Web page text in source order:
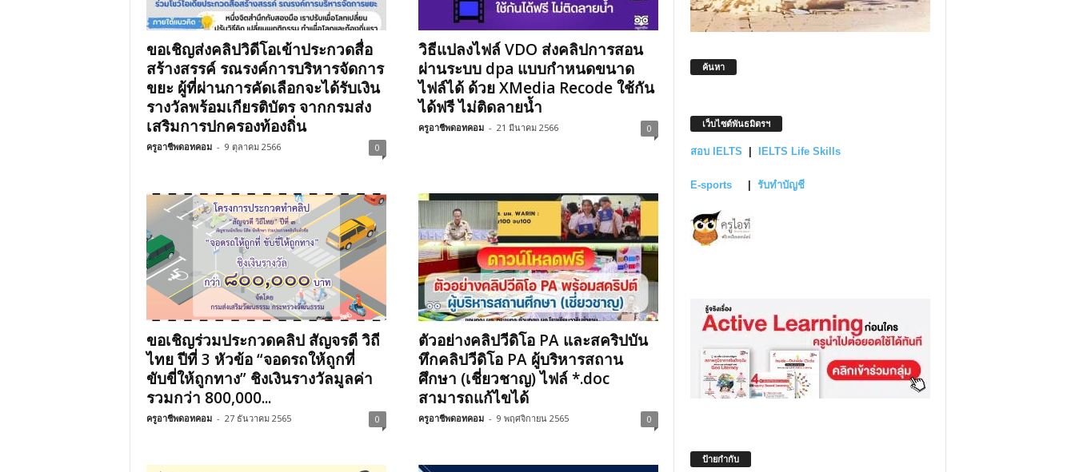
ขอเชิญส่งคลิปวิดีโอเข้าประกวดสื่อ
สร้างสรรค์ รณรงค์การบริหารจัดการ
ขยะ ผู้ที่ผ่านการคัดเลือกจะได้รับเงิน
รางวัลพร้อมเกียรติบัตร จากกรมส่ง
เสริมการปกครองท้องถิ่น
ครูอาชีพดอทคอม - 9 ตุลาคม 2566 0
วิธีแปลงไฟล์ VDO ส่งคลิปการสอน
ผ่านระบบ dpa แบบกำหนดขนาด
ไฟล์ได้ ด้วย XMedia Recode ใช้กัน
ได้ฟรี ไม่ติดลายน้ำ
ครูอาชีพดอทคอม - 21 มีนาคม 2566 0
ขอเชิญร่วมประกวดคลิป สัญจรดี วิถี
ไทย ปีที่ 3 หัวข้อ “จอดรถให้ถูกที่
ขับขี่ให้ถูกทาง” ชิงเงินรางวัลมูลค่า
รวมกว่า 800,000...
ครูอาชีพดอทคอม - 27 ธันวาคม 2565 0
ตัวอย่างคลิปวีดิโอ PA และสคริปบัน
ทึกคลิปวีดิโอ PA ผู้บริหารสถาน
ศึกษา (เชี่ยวชาญ) ไฟล์ *.doc
สามารถแก้ไขได้
ครูอาชีพดอทคอม - 9 พฤศจิกายน 2565 0
ค้นหา
เว็บไซต์พันธมิตรฯ
สอบ IELTS IELTS Life Skills
E-sports รับทำบัญชี
ป้ายกำกับ